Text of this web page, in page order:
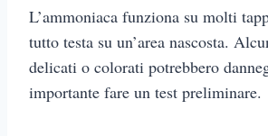
L’ammoniaca funziona su molti
tutto testa su un’area nascosta.
delicati o colorati potrebbero
importante fare un test preliminare.